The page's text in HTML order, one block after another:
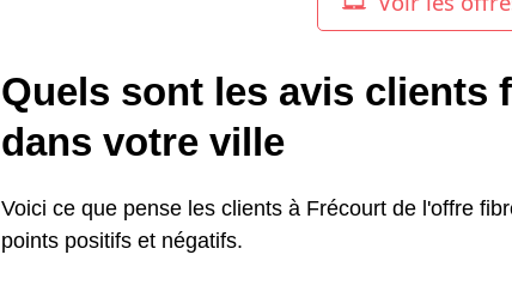
Quels sont les avis clients
dans votre ville
Voici ce que pense les clients à Frécourt de l'offre
points positifs et négatifs.